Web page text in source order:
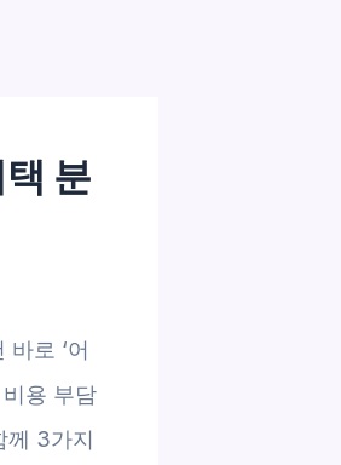
분
로 ‘어
용 부담
께 3가지